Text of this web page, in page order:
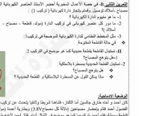
البحوث
بحوث
بحوث
بحوث